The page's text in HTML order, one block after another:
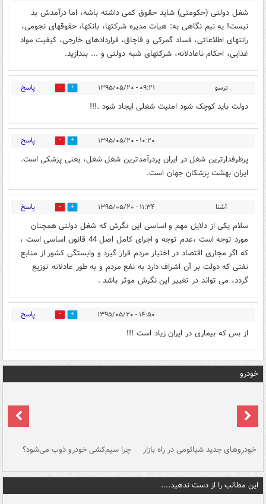
شغل دولتی (حکومتی) شاید حقوق کمی داشته باشه، اما درآمدش بد
نیست! یه نیم نگاهی به: هیات مدیره شرکتها، بانکها، حقوقهای نجومی،
رانتهای اطلاعاتی، فساد گمرکی و قاچاق، قراردادهای خارجی، کیفیت مواد
غذایی، احکام ناعادلانه، شرکتهای شبه دولتی و ... بندازید.
ترسو ۰۹:۲۱ - ۱۳۹۵/۰۵/۲۰ 0 پاسخ
دولت باید کوچک شود امنیت شغلی ایجاد شود .!!!
۱۰:۲۰ - ۱۳۹۵/۰۵/۲۰ 0 پاسخ
پرطرفدارترین شغل در ایران پردرآمدترین شغل شغل، یعنی پزشکی است.
ایران بهشت پزشکان جهان است.
آشنا ۱۱:۳۴ - ۱۳۹۵/۰۵/۲۰ 0 پاسخ
سلام یکی از دلایل مهم و اساسی این نگرش که شغل دولتی همچنان
مورد توجه است ،عدم توجه و اجرای کامل اصل 44 قانون اساسی است ،
که اگر مجاری اقتصاد در اختیار مردم قرار گیرد و وابستگی کشور از منابع
نفتی که دولت بر آن اشراف دارد به نفع مردم و به طور عادلانه توزیع
گردد، می تواند در تغییر این نگرش موثر باشد .
۱۴:۵۰ - ۱۳۹۵/۰۵/۲۰ 0 پاسخ
از بس که بیماری در ایران زیاد است !!!
خودرو
خودروهای جدید شیائومی در راه بازار چرا سیم‌کشی خودرو ذوب می‌شود؟
این مطالب را از دست ندهید....